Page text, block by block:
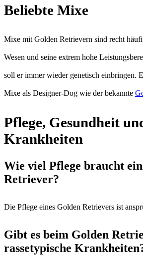
Beliebte Mixe
Mixe mit Golden Retrievern sind recht
Wesen und seine extrem hohe
soll er immer wieder genetisch einbringen.
Mixe als Designer-Dog wie der bekannte
Pflege, Gesundheit
Krankheiten
Wie viel Pflege braucht
Retriever?
Die Pflege eines Golden Retrievers ist
Gibt es beim Golden
rassetypische